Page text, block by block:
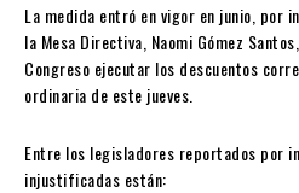
La medida entró en vigor en junio, por
la Mesa Directiva, Naomi Gómez
Congreso ejecutar los descuentos
ordinaria de este jueves.
Entre los legisladores reportados por
injustificadas están: